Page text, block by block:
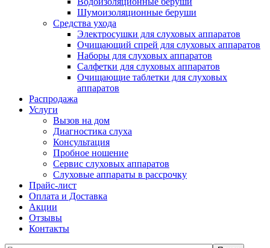
Шумоизоляционные беруши
Средства ухода
Электросушки для слуховых аппаратов
Очищающий спрей для слуховых аппаратов
Наборы для слуховых аппаратов
Салфетки для слуховых аппаратов
Очищающие таблетки для слуховых
аппаратов
Распродажа
Услуги
Вызов на дом
Диагностика слуха
Консультация
Пробное ношение
Сервис слуховых аппаратов
Слуховые аппараты в рассрочку
Прайс-лист
Оплата и Доставка
Акции
Отзывы
Контакты